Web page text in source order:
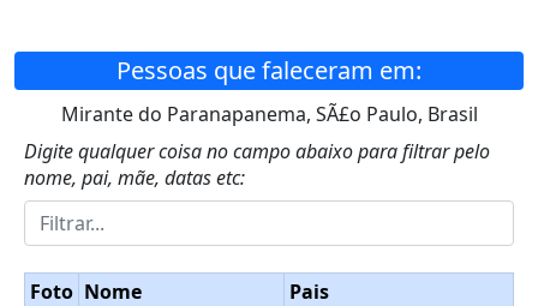
Pessoas que faleceram em:
Mirante do Paranapanema, SÃ£o Paulo, Brasil
Digite qualquer coisa no campo abaixo para filtrar pelo
nome, pai, mãe, datas etc:
Foto Nome
Pais